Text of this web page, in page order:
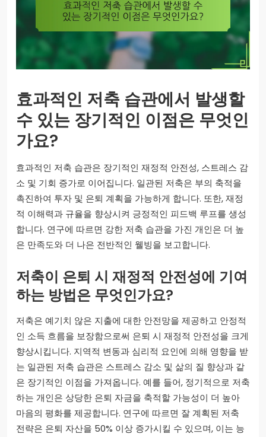
효과적인 저축 습관에서 발생할
수 있는 장기적인 이점은 무엇인
가요?
효과적인 저축 습관은 장기적인 재정적 안전성, 스트레스 감
소 및 기회 증가로 이어집니다. 일관된 저축은 부의 축적을
촉진하여 투자 및 은퇴 계획을 가능하게 합니다. 또한, 재정
적 이해력과 규율을 향상시켜 긍정적인 피드백 루프를 생성
합니다. 연구에 따르면 강한 저축 습관을 가진 개인은 더 높
은 만족도와 더 나은 전반적인 웰빙을 보고합니다.
저축이 은퇴 시 재정적 안전성에 기여
하는 방법은 무엇인가요?
저축은 예기치 않은 지출에 대한 안전망을 제공하고 안정적
인 소득 흐름을 보장함으로써 은퇴 시 재정적 안전성을 크게
향상시킵니다. 지역적 변동과 심리적 요인에 의해 영향을 받
는 일관된 저축 습관은 스트레스 감소 및 삶의 질 향상과 같
은 장기적인 이점을 가져옵니다. 예를 들어, 정기적으로 저축
하는 개인은 상당한 은퇴 자금을 축적할 가능성이 더 높아
마음의 평화를 제공합니다. 연구에 따르면 잘 계획된 저축
전략은 은퇴 자산을 50% 이상 증가시킬 수 있으며, 이는 능